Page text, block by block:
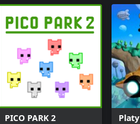
PICO PARK 2